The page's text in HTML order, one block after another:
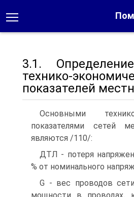
3.1.
технико-
показателей
Основными технико-
показателями сетей
являются /110/:
ДТЛ - потеря
% от номинального
G - вес проводов